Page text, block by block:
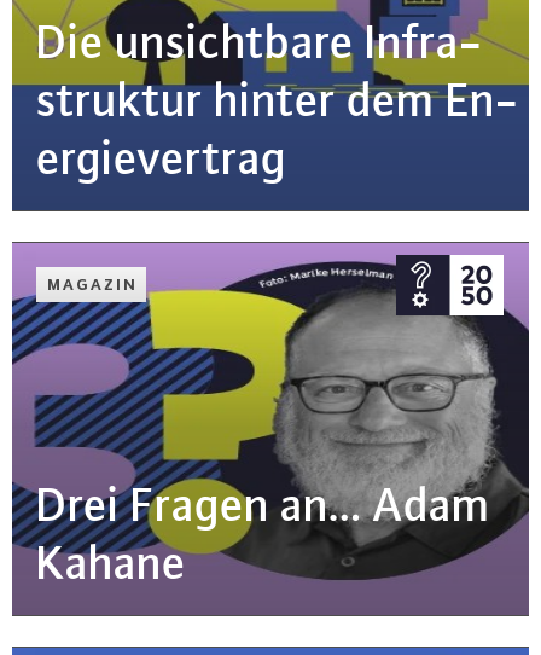
Die un­sicht­ba­re In­fra­
struk­tur hinter dem En­
er­gie­ver­trag
MAGAZIN
Drei Fragen an… Adam
Kahane